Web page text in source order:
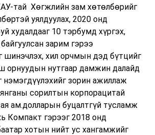
тай Хөгжлийн зам хөтөлбөрийг
уялдуулах, 2020 онд
худалдааг 10 тэрбумд хүргэх,
зарим гэрээ
шинэчлэх, хил орчмын дэд бүтцийг
орнуудын нутгаар дамжин далайд
нэмэгдүүлэхийг зорин ажиллаж
сорилтын корпорацитай
ам.долларын буцалтгүй тусламж
Компакт гэрээг 2018 онд
хотын нийт ус хангамжийг